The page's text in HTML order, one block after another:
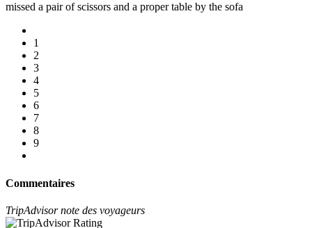
missed a pair of scissors and a proper table by the sofa
1
2
3
4
5
6
7
8
9
Commentaires
TripAdvisor note des voyageurs